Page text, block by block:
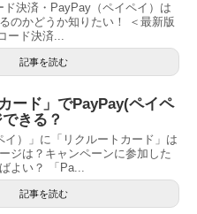
ド決済・PayPay（ペイペイ）は
のかどうか知りたい！ ＜最新版
ード決済...
記事を読む
ード」でPayPay(ペイペ
きる？
イ）」に「リクルートカード」は
ジは？キャンペーンに参加した
よい？ 「Pa...
記事を読む